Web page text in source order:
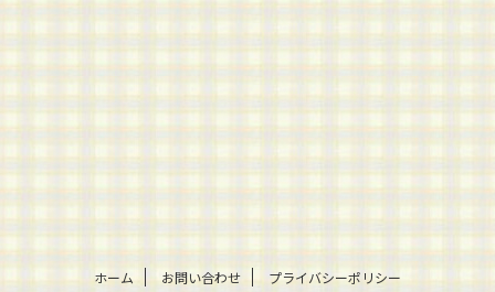
ホーム お問い合わせ プライバシーポリシー